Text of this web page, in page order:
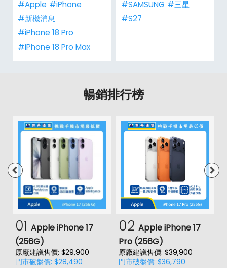
#Apple #iPhone
#新機消息
#iPhone 18 Pro
#iPhone 18 Pro Max
#SAMSUNG #三星
#S27
暢銷排行榜
01 Apple iPhone 17
(256G)
原廠建議售價: $29,900
門市破盤價: $28,490
02 Apple iPhone 17
Pro (256G)
原廠建議售價: $39,900
門市破盤價: $36,790